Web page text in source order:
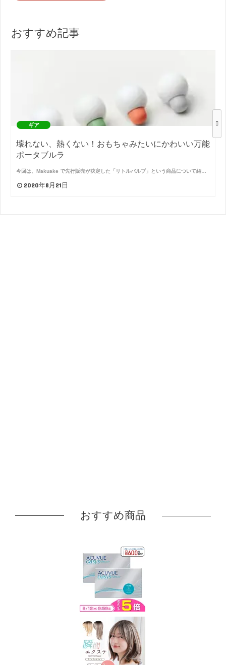
おすすめ記事
ギア
壊れない、熱くない！おもちゃみたいにかわいい万能
ポータブルラ
今回は、Makuake で先行販売が決定した「リトルバルブ」という商品について紹…
2020年8月21日
おすすめ商品